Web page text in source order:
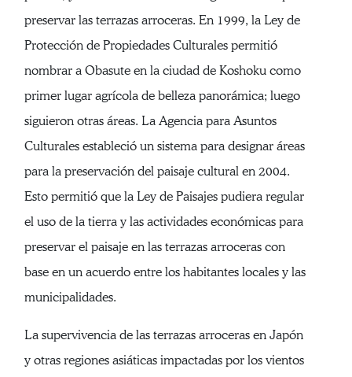
preservar las terrazas arroceras. En 1999, la Ley de
Protección de Propiedades Culturales permitió
nombrar a Obasute en la ciudad de Koshoku como
primer lugar agrícola de belleza panorámica; luego
siguieron otras áreas. La Agencia para Asuntos
Culturales estableció un sistema para designar áreas
para la preservación del paisaje cultural en 2004.
Esto permitió que la Ley de Paisajes pudiera regular
el uso de la tierra y las actividades económicas para
preservar el paisaje en las terrazas arroceras con
base en un acuerdo entre los habitantes locales y las
municipalidades.
La supervivencia de las terrazas arroceras en Japón
y otras regiones asiáticas impactadas por los vientos